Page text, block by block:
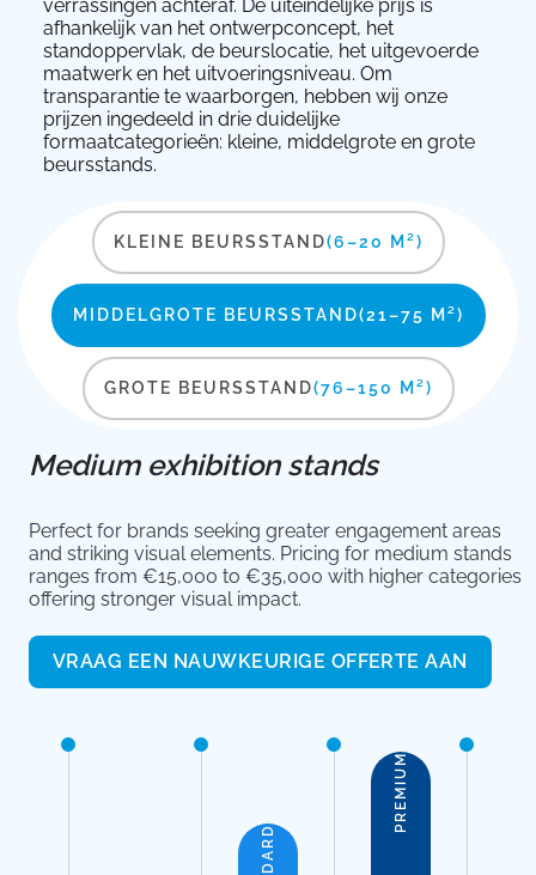
verrassingen achteraf. De uiteindelijke prijs is
afhankelijk van het ontwerpconcept, het
standoppervlak, de beurslocatie, het uitgevoerde
maatwerk en het uitvoeringsniveau. Om
transparantie te waarborgen, hebben wij onze
prijzen ingedeeld in drie duidelijke
formaatcategorieën: kleine, middelgrote en grote
beursstands.
KLEINE BEURSSTAND(6–20 M²)
MIDDELGROTE BEURSSTAND(21–75 M²)
GROTE BEURSSTAND(76–150 M²)
Medium exhibition stands
Perfect for brands seeking greater engagement areas
and striking visual elements. Pricing for medium stands
ranges from €15,000 to €35,000 with higher categories
offering stronger visual impact.
VRAAG EEN NAUWKEURIGE OFFERTE AAN
PREMIUM